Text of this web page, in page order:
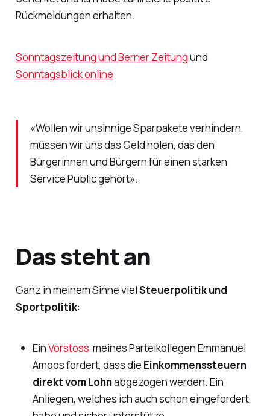
Rückmeldungen erhalten.
Sonntagszeitung und Berner Zeitungund
Sonntagsblick online
«Wollen wir unsinnige Sparpakete verhindern,
müssen wir uns das Geld holen, das den
Bürgerinnen und Bürgern für einen starken
Service Public gehört».
Das steht an
Ganz in meinem Sinne vielSteuerpolitik und
Sportpolitik:
EinVorstoss meines Parteikollegen Emmanuel
Amoos fordert, dass die Einkommenssteuern
direkt vom Lohnabgezogen werden. Ein
Anliegen, welches ich auch schon eingefordert